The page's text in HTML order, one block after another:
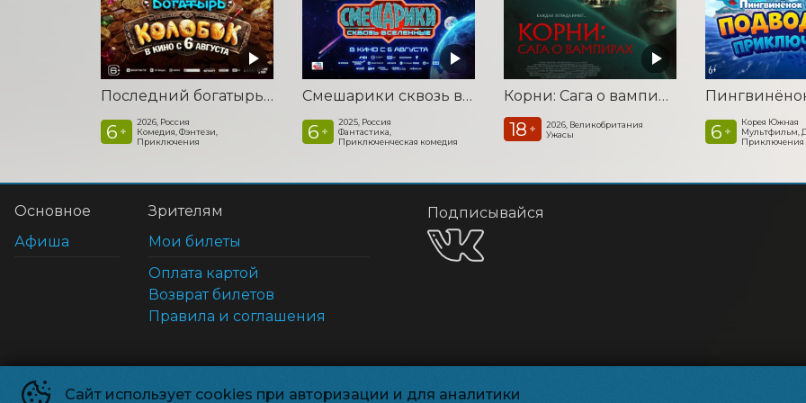
Последний богатырь. Колобок
6 +
2026, Россия
Комедия, Фэнтези,
Приключения
Смешарики сквозь вселенные
6 +
2025, Россия
Фантастика,
Приключенческая комедия
Корни: Сага о вампирах
18 +
2026, Великобритания
Ужасы
6 +
Корея Южная
Мультфильм,
Приключения
Сайт использует cookies при авторизации и для аналитики
Основное
Афиша
Зрителям
Мои билеты
Оплата картой
Возврат билетов
Правила и соглашения
Подписывайся